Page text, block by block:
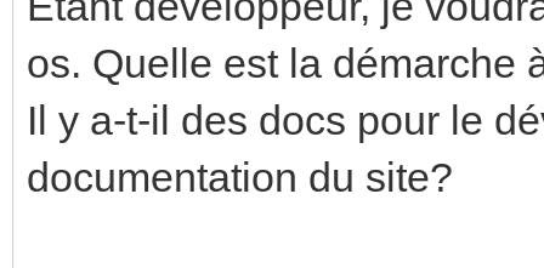
os. Quelle est la démarche
Il y a-t-il des docs pour le
documentation du site?